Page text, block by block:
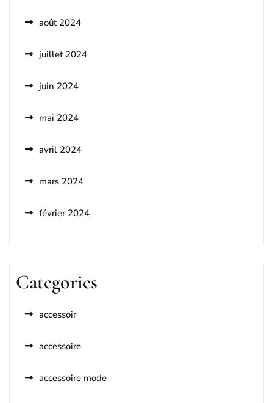
août 2024
juillet 2024
juin 2024
mai 2024
avril 2024
mars 2024
février 2024
Categories
accessoir
accessoire
accessoire mode